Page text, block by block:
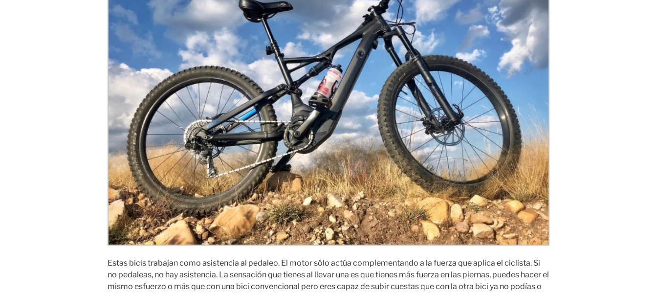
Estas bicis trabajan como asistencia al pedaleo. El motor sólo actúa complementando a la fuerza que aplica el ciclista. Si
no pedaleas, no hay asistencia. La sensación que tienes al llevar una es que tienes más fuerza en las piernas, puedes hacer el
mismo esfuerzo o más que con una bici convencional pero eres capaz de subir cuestas que con la otra bici ya no podías o